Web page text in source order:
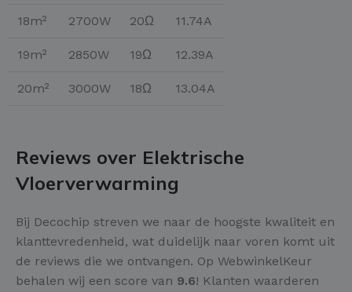
18m² 2700W 20Ω 11.74A
19m² 2850W 19Ω 12.39A
20m² 3000W 18Ω 13.04A
Reviews over Elektrische
Vloerverwarming
Bij Decochip streven we naar de hoogste kwaliteit en
klanttevredenheid, wat duidelijk naar voren komt uit
de reviews die we ontvangen. Op WebwinkelKeur
behalen wij een score van 9.6! Klanten waarderen